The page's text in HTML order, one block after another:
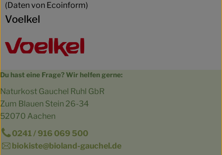
(Daten von Ecoinform)
Voelkel
Du hast eine Frage? Wir helfen gerne:
Naturkost Gauchel Ruhl GbR
Zum Blauen Stein 26-34
52070 Aachen
0241 / 916 069 500
biokiste@bioland-gauchel.de